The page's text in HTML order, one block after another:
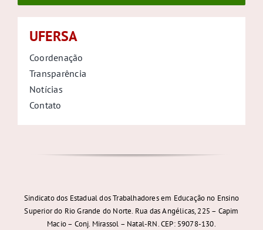
UFERSA
Coordenação
Transparência
Notícias
Contato
Sindicato dos Estadual dos Trabalhadores em Educação no Ensino
Superior do Rio Grande do Norte. Rua das Angélicas, 225 – Capim
Macio – Conj. Mirassol – Natal-RN. CEP: 59078-130.